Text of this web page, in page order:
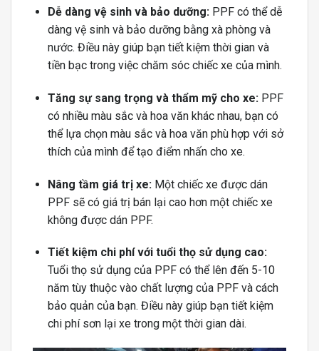
Dễ dàng vệ sinh và bảo dưỡng:PPF có thể dễ
dàng vệ sinh và bảo dưỡng bằng xà phòng và
nước. Điều này giúp bạn tiết kiệm thời gian và
tiền bạc trong việc chăm sóc chiếc xe của mình.
Tăng sự sang trọng và thẩm mỹ cho xe:PPF
có nhiều màu sắc và hoa văn khác nhau, bạn có
thể lựa chọn màu sắc và hoa văn phù hợp với sở
thích của mình để tạo điểm nhấn cho xe.
Nâng tầm giá trị xe:Một chiếc xe được dán
PPF sẽ có giá trị bán lại cao hơn một chiếc xe
không được dán PPF.
Tiết kiệm chi phí với tuổi thọ sử dụng cao:
Tuổi thọ sử dụng của PPF có thể lên đến 5-10
năm tùy thuộc vào chất lượng của PPF và cách
bảo quản của bạn. Điều này giúp bạn tiết kiệm
chi phí sơn lại xe trong một thời gian dài.